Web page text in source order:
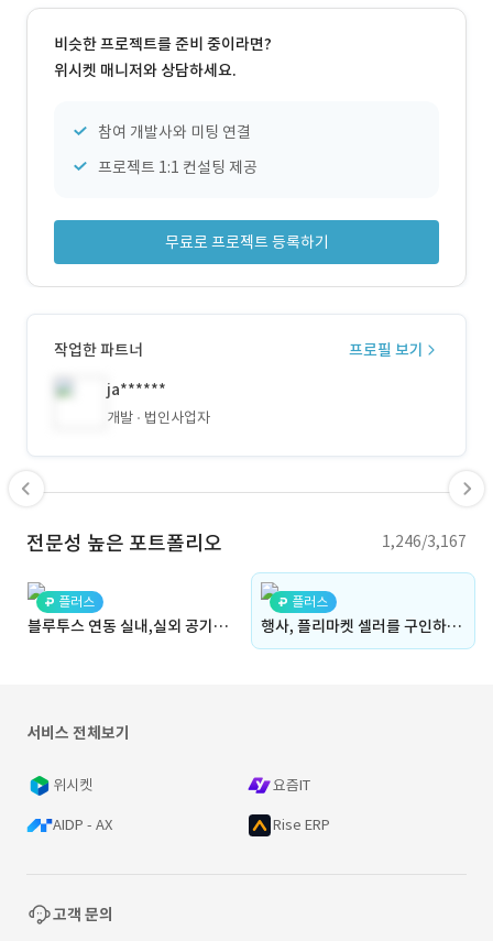
비슷한 프로젝트를 준비 중이라면?
위시켓 매니저와 상담하세요.
참여 개발사와 미팅 연결
프로젝트 1:1 컨설팅 제공
무료로 프로젝트 등록하기
작업한 파트너
프로필 보기
ja******
개발 법인사업자
전문성 높은 포트폴리오 1,246/3,167
플러스
블루투스 연동 실내,실외 공기질 통합 관리 서비스
플러스
행사, 플리마켓 셀러를 구인하거나, 참여 신청, 입점제의가 가능한 양방향 중개 플랫폼(구인구직, 인력, 판매자, 매장, 업체, 주최)(플리마켓 닷컴과 유사)
서비스 전체보기
위시켓 요즘IT
AIDP - AX Rise ERP
고객 문의